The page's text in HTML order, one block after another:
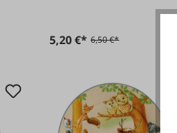
5,20 €* 6,50 €*